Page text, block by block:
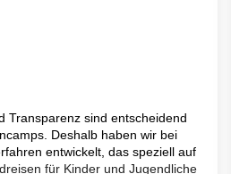
Transparenz sind entscheidend
Deshalb haben wir bei
entwickelt, das speziell auf
für Kinder und Jugendliche